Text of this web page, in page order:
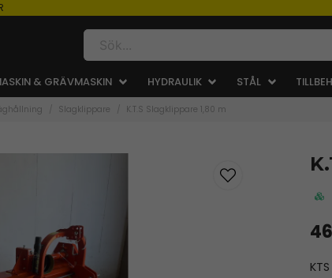
& GRÄVMASKIN HYDRAULIK STÅL
Slagklippare K.T.S Slagklippare 1,80 m